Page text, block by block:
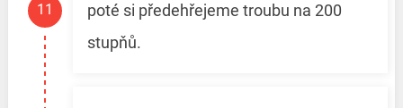
poté si předehřejeme troubu na 200
stupňů.